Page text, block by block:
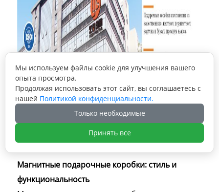
Магнитные подарочные коробки: стиль и
функциональность
Мы используем файлы cookie для улучшения вашего
опыта просмотра.
Продолжая использовать этот сайт, вы соглашаетесь с
нашей Политикой конфиденциальности.
Только необходимые
Принять все